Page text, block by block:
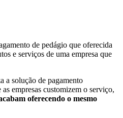
de pedágio que oferecida
e serviços de uma empresa que
a solução de pagamento
empresas customizem o serviço,
oferecendo o mesmo